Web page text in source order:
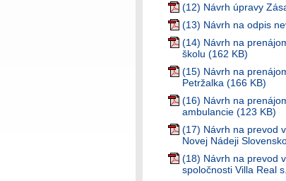
(12) Návrh úpravy
(13) Návrh na odpis
(14) Návrh na
školu (162 KB)
(15) Návrh na
Petržalka (166 KB)
(16) Návrh na
ambulancie (123 KB)
(17) Návrh na prevod
Novej Nádeji
(18) Návrh na prevod
spoločnosti Villa Real